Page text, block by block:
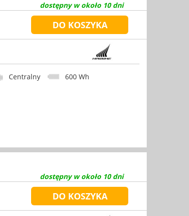
dostępny w około 10 dni
Centralny 600 Wh
dostępny w około 10 dni